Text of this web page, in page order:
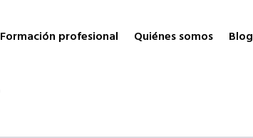
Formación profesional Quiénes somos Blog